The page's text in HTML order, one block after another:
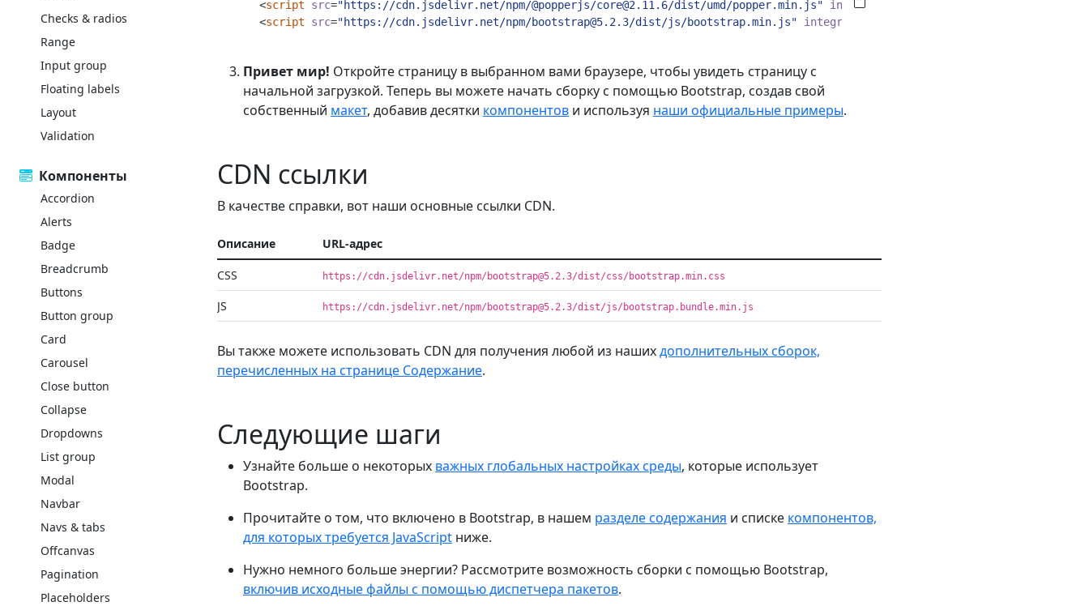
Checks & radios
Range
Input group
Floating labels
Layout
Validation
Компоненты
Accordion
Alerts
Badge
Breadcrumb
Buttons
Button group
Card
Carousel
Close button
Collapse
Dropdowns
List group
Modal
Navbar
Navs & tabs
Offcanvas
Pagination
Placeholders
<script src="https://cdn.jsdelivr.net/npm/@popperjs/core@2.11.6/dist/umd/popper.min.js" integrity
<script src="https://cdn.jsdelivr.net/npm/bootstrap@5.2.3/dist/js/bootstrap.min.js" integrity
Привет мир! Откройте страницу в выбранном вами браузере, чтобы увидеть страницу с
начальной загрузкой. Теперь вы можете начать сборку с помощью Bootstrap, создав свой
собственный макет, добавив десятки компонентов и используя наши официальные примеры.
CDN ссылки
В качестве справки, вот наши основные ссылки CDN.
Описание URL-адрес
CSS https://cdn.jsdelivr.net/npm/bootstrap@5.2.3/dist/css/bootstrap.min.css
JS https://cdn.jsdelivr.net/npm/bootstrap@5.2.3/dist/js/bootstrap.bundle.min.js
Вы также можете использовать CDN для получения любой из нашихдополнительных сборок,
перечисленных на странице Содержание.
Следующие шаги
Узнайте больше о некоторых важных глобальных настройках среды, которые использует
Bootstrap.
Прочитайте о том, что включено в Bootstrap, в нашем разделе содержания и списке компонентов,
для которых требуется JavaScript ниже.
Нужно немного больше энергии? Рассмотрите возможность сборки с помощью Bootstrap,
включив исходные файлы с помощью диспетчера пакетов.